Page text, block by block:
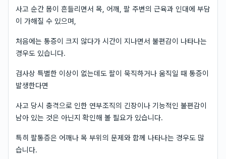
사고 순간 몸이 흔들리면서 목, 어깨, 팔 주변의 근육과 인대에 부담
이 가해질 수 있으며,
처음에는 통증이 크지 않다가 시간이 지나면서 불편감이 나타나는
경우도 있습니다.
검사상 특별한 이상이 없는데도 팔이 묵직하거나 움직일 때 통증이
발생한다면
사고 당시 충격으로 인한 연부조직의 긴장이나 기능적인 불편감이
남아 있는 것은 아닌지 확인해 볼 필요가 있습니다.
특히 팔통증은 어깨나 목 부위의 문제와 함께 나타나는 경우도 많
습니다.